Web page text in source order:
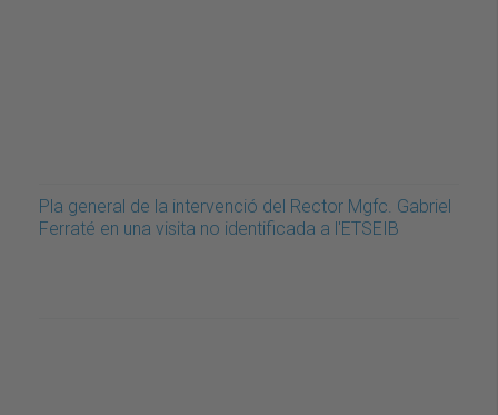
Pla general de la intervenció del Rector Mgfc. Gabriel
Ferraté en una visita no identificada a l'ETSEIB